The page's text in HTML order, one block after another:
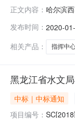
正文内容： 哈尔滨
尔滨西
采购项目
发布时间： 2020-
相关产品：
指挥中
黑龙江省水文
中标｜中标通知
项目编号：